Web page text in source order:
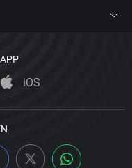
iOS